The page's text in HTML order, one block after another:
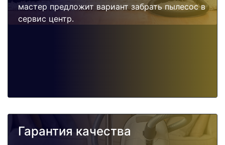
мастер предложит вариант забрать пылесос в
сервис центр.
Гарантия качества